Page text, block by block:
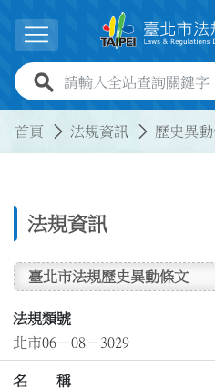
展開選單
全站查詢關鍵字欄位
首頁 法規資訊 歷史異
法規資訊
臺北市法規歷史異動條文
法規類號
北市06－08－3029
名 稱